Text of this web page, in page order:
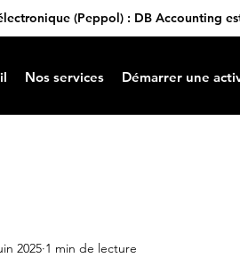
(Peppol) : DB Accounting
Nos services Démarrer une
2025 1 min de lecture